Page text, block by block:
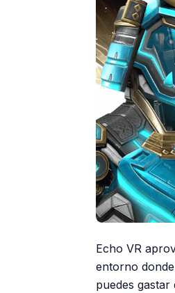
Echo VR
entorno
puedes